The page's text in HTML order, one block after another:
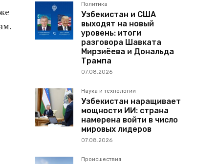
Политика
Узбекистан и США
выходят на новый
уровень: итоги
разговора Шавката
Мирзиёева и Дональда
Трампа
07.08.2026
Наука и технологии
Узбекистан наращивает
мощности ИИ: страна
намерена войти в число
мировых лидеров
07.08.2026
Происшествия